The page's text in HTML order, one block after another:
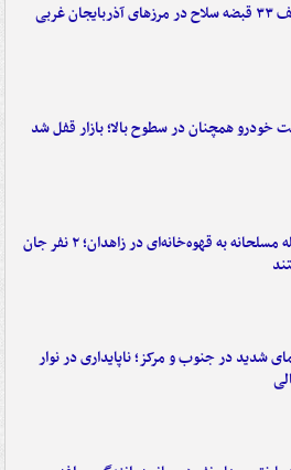
غربی
خودرو همچنان در سطوح بالا؛ بازار قفل شد
حمله مسلحانه به قهوه‌خانه‌ای در زاهدان؛ ۲ نفر جان
شدید در جنوب و مرکز؛ ناپایداری در نوار